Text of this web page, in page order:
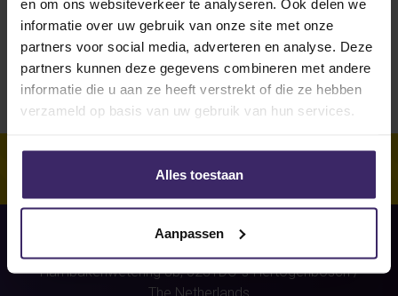
en om ons websiteverkeer te analyseren. Ook delen we
informatie over uw gebruik van onze site met onze
partners voor social media, adverteren en analyse. Deze
partners kunnen deze gegevens combineren met andere
informatie die u aan ze heeft verstrekt of die ze hebben
verzameld op basis van uw gebruik van hun services.
Alles toestaan
Aanpassen
Unfortunately, for this athlete
(Stan Maas)were no stories
found.
Hambakenwetering 8b, 5231DC's-Hertogenbosch /